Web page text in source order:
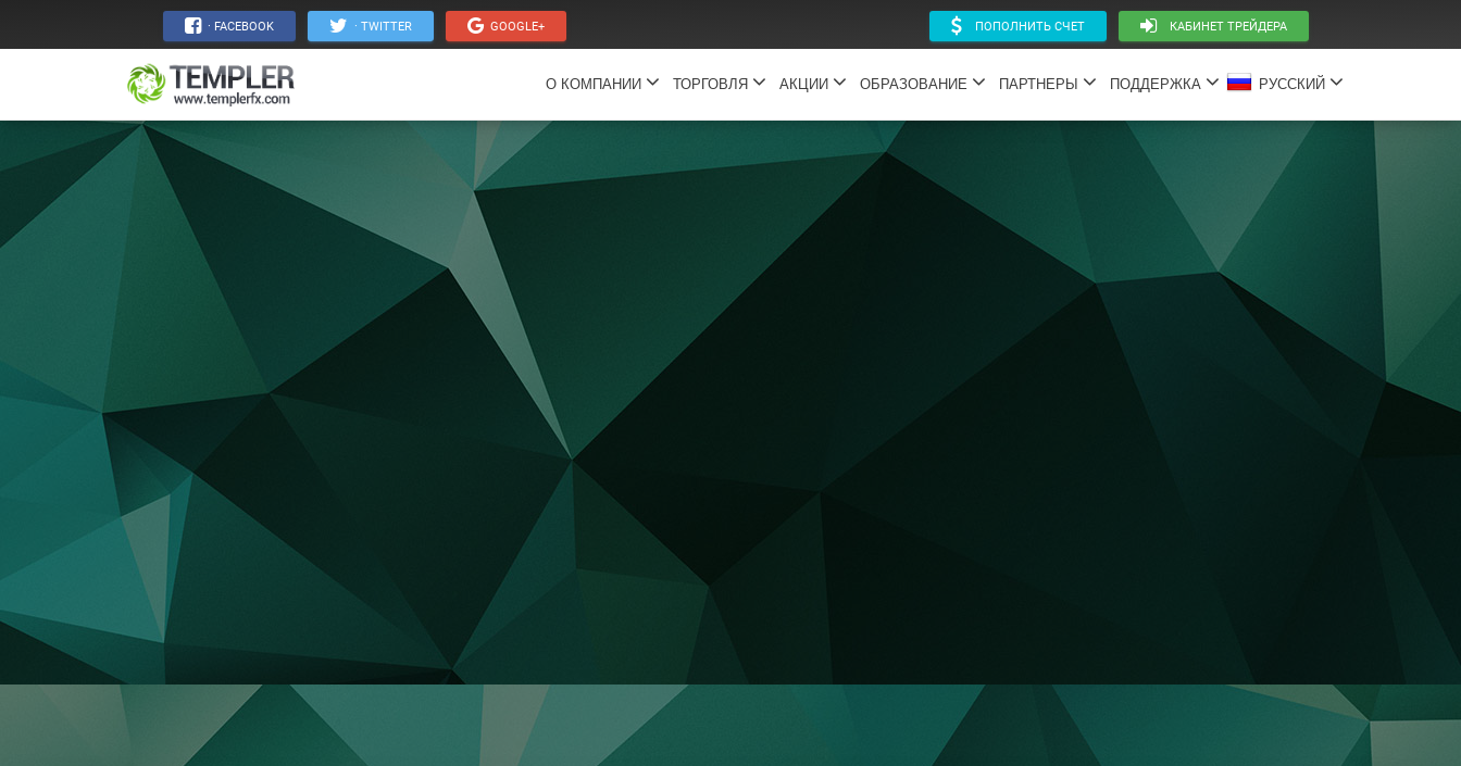
· FACEBOOK · TWITTER GOOGLE+ ПОПОЛНИТЬ СЧЕТ КАБИНЕТ ТРЕЙДЕРА
О КОМПАНИИ ТОРГОВЛЯ АКЦИИ ОБРАЗОВАНИЕ ПАРТНЕРЫ ПОДДЕРЖКА РУССКИЙ